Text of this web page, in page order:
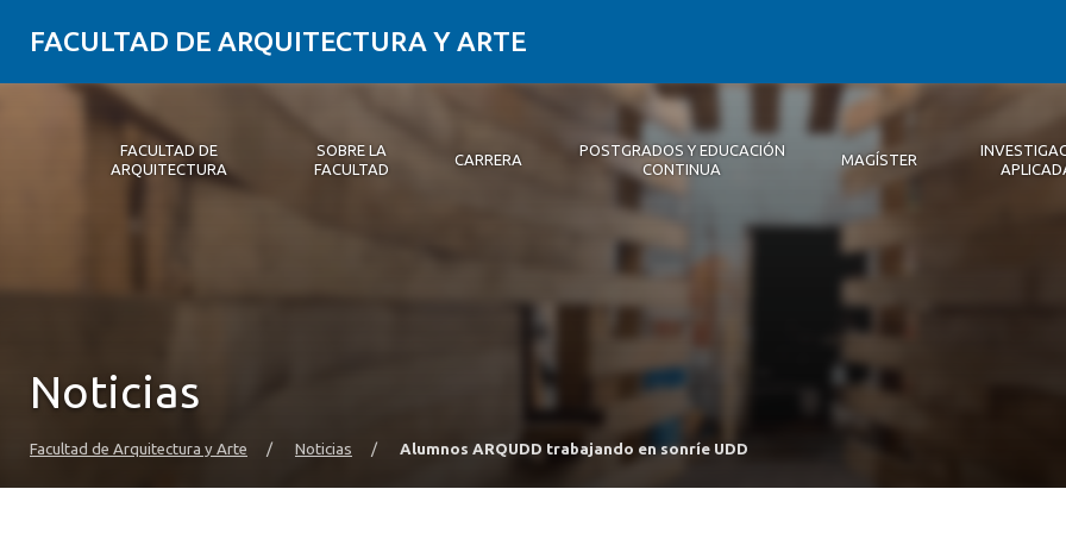
FACULTAD DE ARQUITECTURA Y ARTE
FACULTAD DE
ARQUITECTURA
SOBRE LA
FACULTAD
Autoridades
Infraestructura
CARRERA
Descripción
POSTGRADOS Y EDUCACIÓN
CONTINUA
Magíster
MAGÍSTER
Noticias 2026
Publicaciones
Noticias
Facultad de Arquitectura y Arte / Noticias / Alumnos ARQUDD trabajando en sonríe UDD